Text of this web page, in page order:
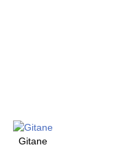
Gitane